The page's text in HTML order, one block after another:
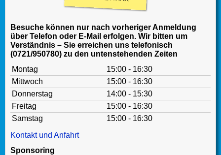
Besuche können nur nach vorheriger Anmeldung
über Telefon oder E-Mail erfolgen. Wir bitten um
Verständnis – Sie erreichen uns telefonisch
(0721/950780) zu den untenstehenden Zeiten
Montag
15:00 - 16:30
Mittwoch
15:00 - 16:30
Donnerstag
14:00 - 15:30
Freitag
15:00 - 16:30
Samstag
15:00 - 16:30
Kontakt und Anfahrt
Sponsoring